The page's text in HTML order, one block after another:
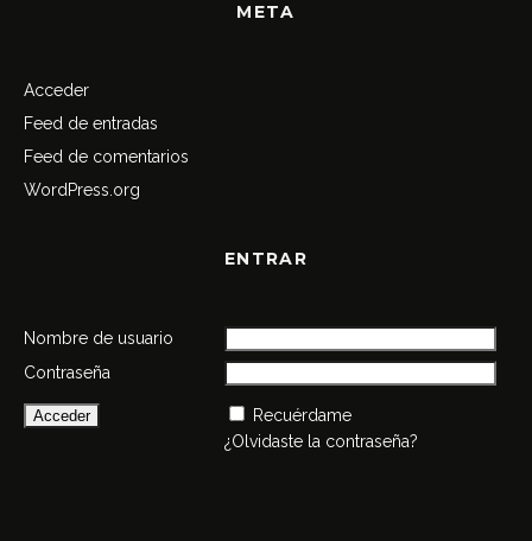
META
Acceder
Feed de entradas
Feed de comentarios
WordPress.org
ENTRAR
Nombre de usuario
Contraseña
Recuérdame
¿Olvidaste la contraseña?